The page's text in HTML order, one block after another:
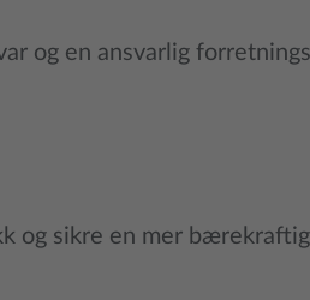
og en ansvarlig
og sikre en mer